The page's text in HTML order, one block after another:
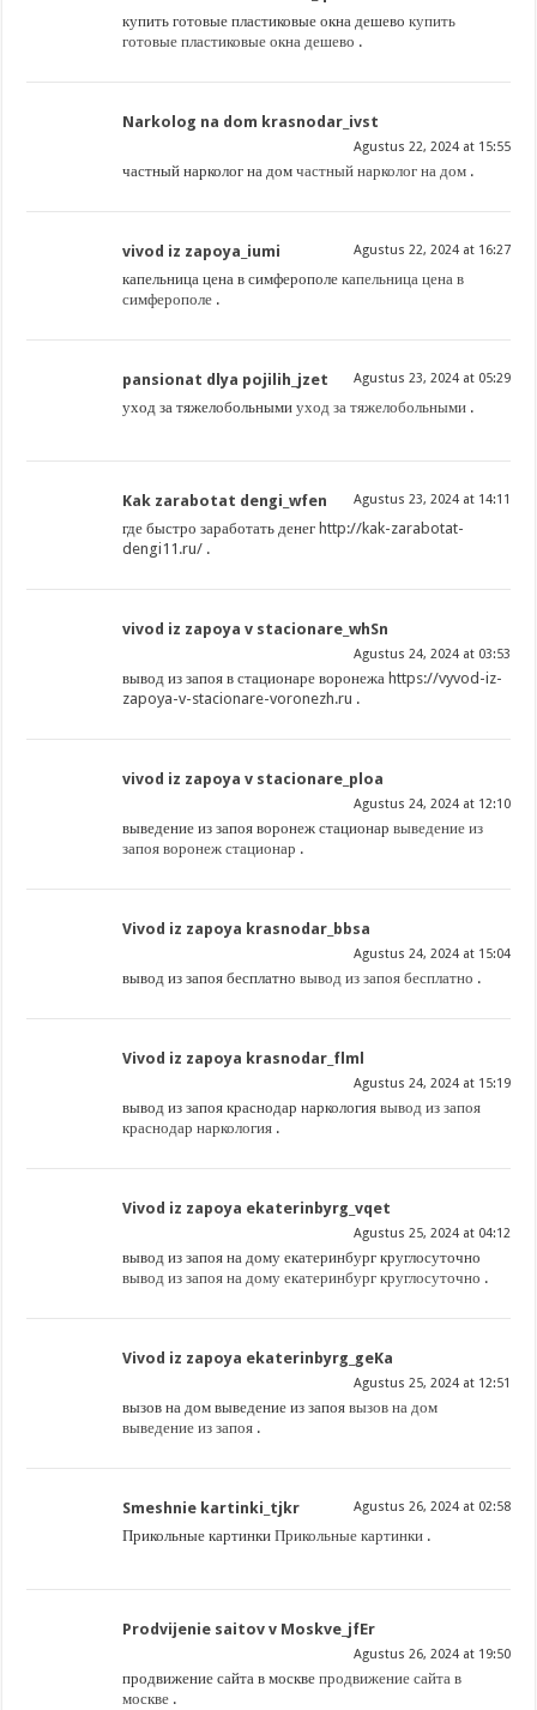
купить готовые пластиковые окна дешевокупить
готовые пластиковые окна дешево .
Narkolog na dom krasnodar_ivst
Agustus 22, 2024 at 15:55
частный нарколог на домчастный нарколог на дом .
vivod iz zapoya_iumi Agustus 22, 2024 at 16:27
капельница цена в симферополекапельница цена в
симферополе .
pansionat dlya pojilih_jzet Agustus 23, 2024 at 05:29
уход за тяжелобольнымиуход за тяжелобольными .
Kak zarabotat dengi_wfen Agustus 23, 2024 at 14:11
где быстро заработать денег http://kak-zarabotat-
dengi11.ru/ .
vivod iz zapoya v stacionare_whSn
Agustus 24, 2024 at 03:53
вывод из запоя в стационаре воронежа https://vyvod-iz-
zapoya-v-stacionare-voronezh.ru .
vivod iz zapoya v stacionare_ploa
Agustus 24, 2024 at 12:10
выведение из запоя воронеж стационарвыведение из
запоя воронеж стационар .
Vivod iz zapoya krasnodar_bbsa
Agustus 24, 2024 at 15:04
вывод из запоя бесплатновывод из запоя бесплатно .
Vivod iz zapoya krasnodar_flml
Agustus 24, 2024 at 15:19
вывод из запоя краснодар наркологиявывод из запоя
краснодар наркология .
Vivod iz zapoya ekaterinbyrg_vqet
Agustus 25, 2024 at 04:12
вывод из запоя на дому екатеринбург круглосуточно
вывод из запоя на дому екатеринбург круглосуточно .
Vivod iz zapoya ekaterinbyrg_geKa
Agustus 25, 2024 at 12:51
вызов на дом выведение из запоявызов на дом
выведение из запоя .
Smeshnie kartinki_tjkr Agustus 26, 2024 at 02:58
Прикольные картинкиПрикольные картинки .
Prodvijenie saitov v Moskve_jfEr
Agustus 26, 2024 at 19:50
продвижение сайта в москвепродвижение сайта в
москве .